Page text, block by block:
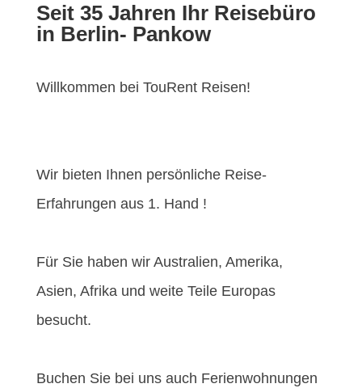
Seit 35 Jahren Ihr Reisebüro
in Berlin- Pankow
Willkommen bei TouRent Reisen!
Wir bieten Ihnen persönliche Reise-
Erfahrungen aus 1. Hand !
Für Sie haben wir Australien, Amerika,
Asien, Afrika und weite Teile Europas
besucht.
Buchen Sie bei uns auch Ferienwohnungen